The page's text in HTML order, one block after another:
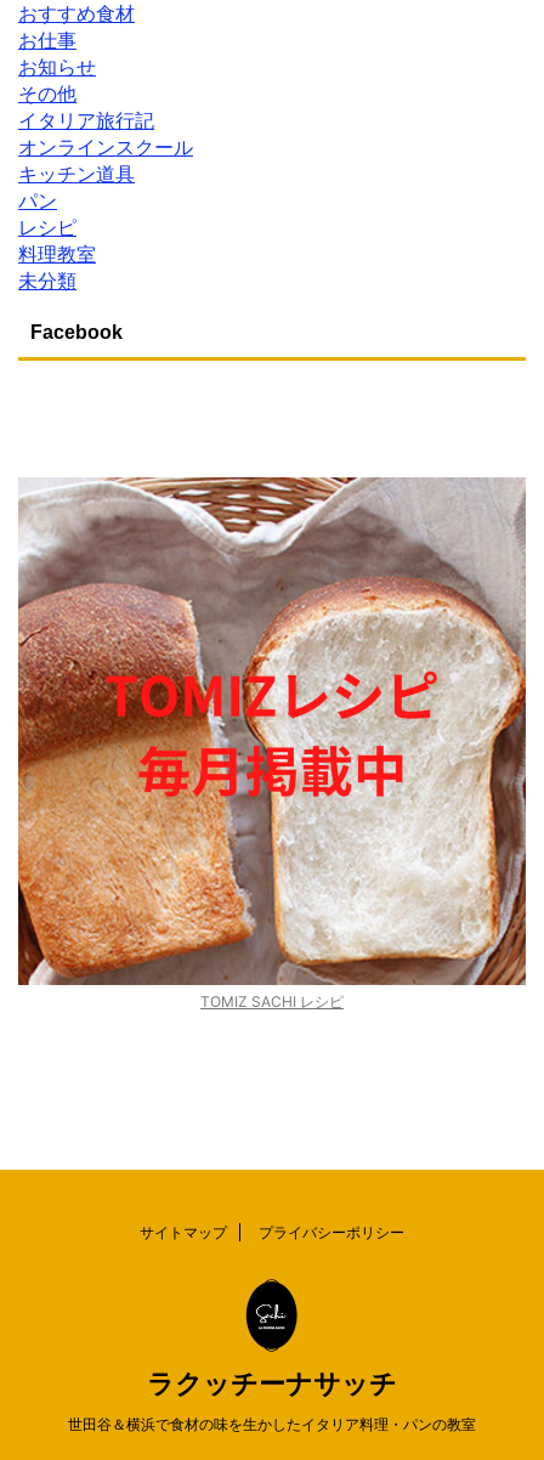
おすすめ食材
お仕事
お知らせ
その他
イタリア旅行記
オンラインスクール
キッチン道具
パン
レシピ
料理教室
未分類
Facebook
TOMIZ SACHI レシピ
サイトマップ プライバシーポリシー
ラクッチーナサッチ
世田谷＆横浜で食材の味を生かしたイタリア料理・パンの教室